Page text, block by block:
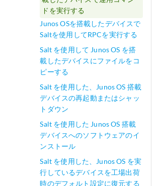
ドを実行する
Junos OSを搭載したデバイスで
Saltを使用してRPCを実行する
Salt を使用して Junos OS を搭
載したデバイスにファイルをコ
ピーする
Salt を使用した、Junos OS 搭載
デバイスの再起動またはシャッ
トダウン
Salt を使用した Junos OS 搭載
デバイスへのソフトウェアのイ
ンストール
Salt を使用した、Junos OS を実
行しているデバイスを工場出荷
時のデフォルト設定に復元する